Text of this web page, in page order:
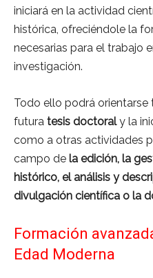
iniciará en la actividad
histórica, ofreciéndole la
necesarias para el trabajo
investigación.
Todo ello podrá orientarse
futura tesis doctoraly la
como a otras actividades
campo de la edición, la
histórico, el análisis y
divulgación científica o la
Formación
Edad Moderna